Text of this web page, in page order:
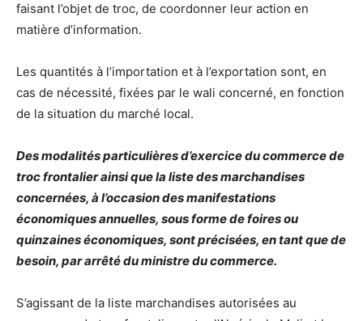
faisant l’objet de troc, de coordonner leur action en
matière d’information.
Les quantités à l’importation et à l’exportation sont, en
cas de nécessité, fixées par le wali concerné, en fonction
de la situation du marché local.
Des modalités particulières d’exercice du commerce de
troc frontalier ainsi que la liste des marchandises
concernées, à l’occasion des manifestations
économiques annuelles, sous forme de foires ou
quinzaines économiques, sont précisées, en tant que de
besoin, par arrêté du ministre du commerce.
S’agissant de la liste marchandises autorisées au